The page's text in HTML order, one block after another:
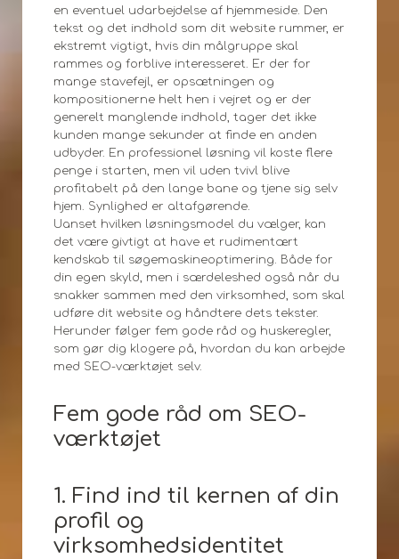
en eventuel udarbejdelse af hjemmeside. Den
tekst og det indhold som dit website rummer, er
ekstremt vigtigt, hvis din målgruppe skal
rammes og forblive interesseret. Er der for
mange stavefejl, er opsætningen og
kompositionerne helt hen i vejret og er der
generelt manglende indhold, tager det ikke
kunden mange sekunder at finde en anden
udbyder. En professionel løsning vil koste flere
penge i starten, men vil uden tvivl blive
profitabelt på den lange bane og tjene sig selv
hjem. Synlighed er altafgørende.
Uanset hvilken løsningsmodel du vælger, kan
det være givtigt at have et rudimentært
kendskab til søgemaskineoptimering. Både for
din egen skyld, men i særdeleshed også når du
snakker sammen med den virksomhed, som skal
udføre dit website og håndtere dets tekster.
Herunder følger fem gode råd og huskeregler,
som gør dig klogere på, hvordan du kan arbejde
med SEO-værktøjet selv.
Fem gode råd om SEO-
værktøjet
1. Find ind til kernen af din
profil og
virksomhedsidentitet